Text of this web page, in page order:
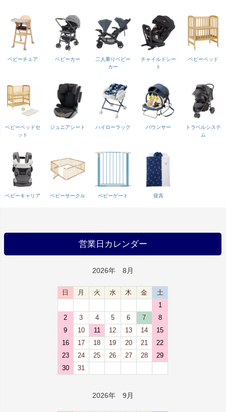
ベビーチェア ベビーカー
二人乗りベビー
カー
チャイルドシー
ト
ベビーベッド
ベビーベッドセ
ット
ジュニアシート ハイローラック バウンサー
トラベルシステ
ム
ベビーキャリア ベビーサークル ベビーゲート 寝具
営業日カレンダー
2026年 8月
日 月 火 水 木 金
土
1
2
3 4 5 6 7
8
9
10 11 12 13 14
15
16
17 18 19 20 21
22
23
24 25 26 27 28
29
30
31
2026年 9月